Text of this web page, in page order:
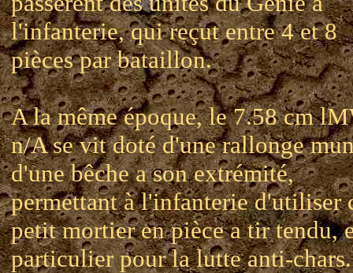
l'infanterie, qui reçut entre 4 et 8
pièces par bataillon.
A la même époque, le 7.58 cm
n/A se vit doté d'une rallonge
d'une bêche a son extrémité,
permettant à l'infanterie d'utiliser
petit mortier en pièce a tir tendu,
particulier pour la lutte anti-chars.